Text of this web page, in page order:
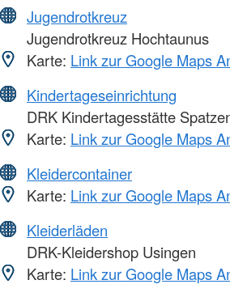
Jugendrotkreuz
Jugendrotkreuz Hochtaunus
Karte: Link zur Google Maps
Kindertageseinrichtung
DRK Kindertagesstätte
Karte: Link zur Google Maps
Kleidercontainer
Karte: Link zur Google Maps
Kleiderläden
DRK-Kleidershop Usingen
Karte: Link zur Google Maps